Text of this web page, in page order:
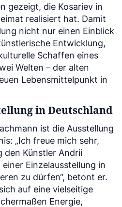
gezeigt, die Kosariev in
realisiert hat. Damit
nicht nur einen Einblick
Entwicklung,
Schaffen eines
Welten – der alten
Lebensmittelpunkt in
in Deutschland
ist die Ausstellung
„Ich freue mich sehr,
den Künstler Andrii
Einzelausstellung in
zu dürfen“, betont er.
auf eine vielseitige
Energie,